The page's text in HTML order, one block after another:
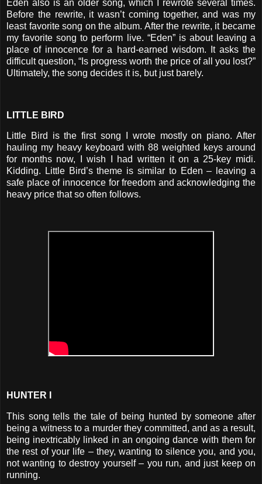
Eden also is an older song, which I rewrote several times.
Before the rewrite, it wasn’t coming together, and was my
least favorite song on the album. After the rewrite, it became
my favorite song to perform live. “Eden” is about leaving a
place of innocence for a hard-earned wisdom. It asks the
difficult question, “Is progress worth the price of all you lost?”
Ultimately, the song decides it is, but just barely.
LITTLE BIRD
Little Bird is the first song I wrote mostly on piano. After
hauling my heavy keyboard with 88 weighted keys around
for months now, I wish I had written it on a 25-key midi.
Kidding. Little Bird’s theme is similar to Eden – leaving a
safe place of innocence for freedom and acknowledging the
heavy price that so often follows.
HUNTER I
This song tells the tale of being hunted by someone after
being a witness to a murder they committed, and as a result,
being inextricably linked in an ongoing dance with them for
the rest of your life – they, wanting to silence you, and you,
not wanting to destroy yourself – you run, and just keep on
running.